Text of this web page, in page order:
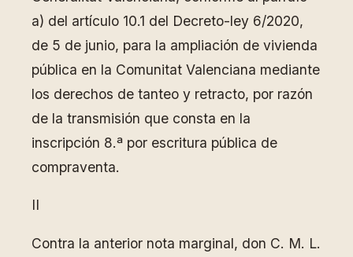
a) del artículo 10.1 del Decreto-ley 6/2020,
de 5 de junio, para la ampliación de vivienda
pública en la Comunitat Valenciana mediante
los derechos de tanteo y retracto, por razón
de la transmisión que consta en la
inscripción 8.ª por escritura pública de
compraventa.
II
Contra la anterior nota marginal, don C. M. L.